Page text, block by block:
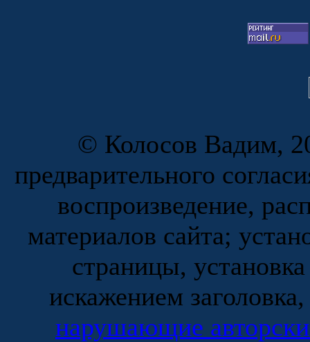
© Колосов Вадим,
предварительного
воспроизведение,
материалов сайта;
страницы,
искажением
нарушающие